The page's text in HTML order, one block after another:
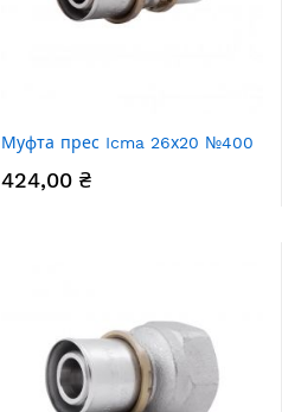
Муфта прес Icma 26х20 №400
424,00 ₴